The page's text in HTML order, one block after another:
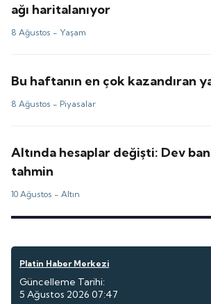
ağı haritalanıyor
8 Ağustos - Yaşam
Bu haftanın en çok kazandıran
8 Ağustos - Piyasalar
Altında hesaplar değişti: Dev
tahmin
10 Ağustos -Altın
Platin Haber Merkezi
Güncelleme Tarihi:
5 Ağustos 2026 07:47